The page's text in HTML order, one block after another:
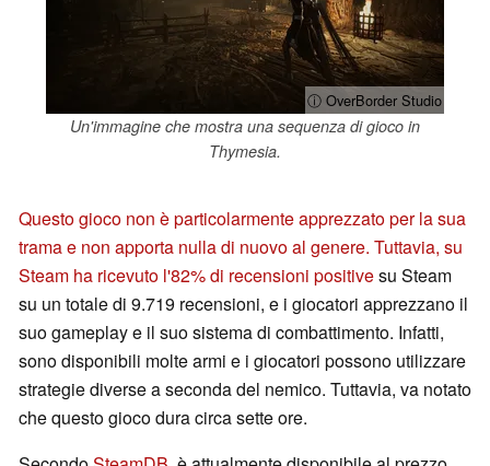
ⓘ OverBorder Studio
Un'immagine che mostra una sequenza di gioco in
Thymesia.
Questo gioco non è particolarmente apprezzato per la sua
trama e non apporta nulla di nuovo al genere. Tuttavia, su
Steam ha ricevuto l'82% di recensioni positivesu Steam
su un totale di 9.719 recensioni, e i giocatori apprezzano il
suo gameplay e il suo sistema di combattimento. Infatti,
sono disponibili molte armi e i giocatori possono utilizzare
strategie diverse a seconda del nemico. Tuttavia, va notato
che questo gioco dura circa sette ore.